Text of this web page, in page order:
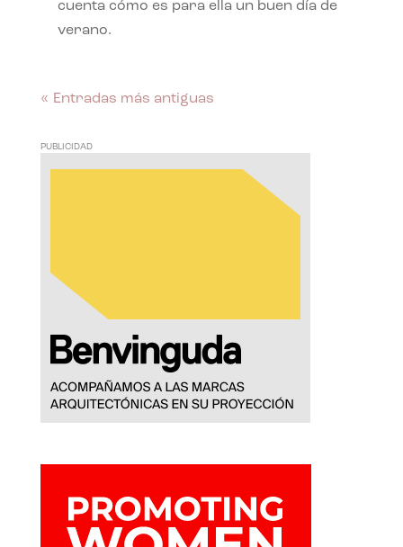
cuenta cómo es para ella un buen día de
verano.
« Entradas más antiguas
PUBLICIDAD